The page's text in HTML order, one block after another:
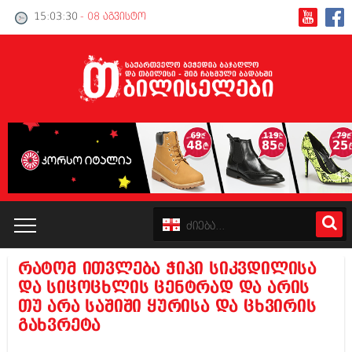
15:03:30 - 08 აგვისტო
კატალოგი
პოლიტიკა
რატომ ითვლება ჭიპი სიკვდილისა
და სიცოცხლის ცენტრად და არის
თუ არა საშიში ყურისა და ცხვირის
გახვრეტა